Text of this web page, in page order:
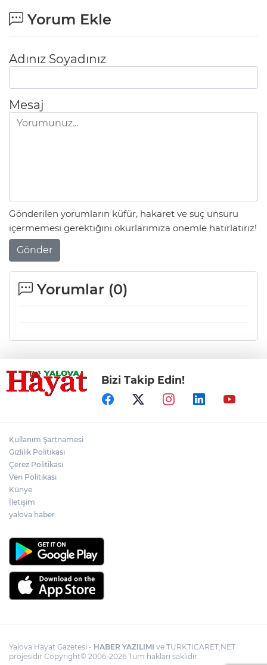
Yorum Ekle
Adınız Soyadınız
Mesaj
Gönderilen yorumların küfür, hakaret ve suç unsuru
içermemesi gerektiğini okurlarımıza önemle hatırlatırız!
Gönder
Yorumlar (0)
Bizi Takip Edin!
Kullanım Şartnamesi
Gizlilik Politikası
Çerez Politikası
Veri Politikası
Künye
İletişim
yalova haber
Yalova Hayat Gazetesi - HABER YAZILIMI ve TURKTICARET.NET
projesidir Copyright© 2006-2026 Tüm hakları saklıdır.